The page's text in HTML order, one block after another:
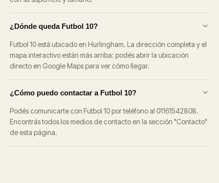
¿Dónde queda Futbol 10?
Futbol 10 está ubicado en Hurlingham. La dirección completa y el
mapa interactivo están más arriba: podés abrir la ubicación
directo en Google Maps para ver cómo llegar.
¿Cómo puedo contactar a Futbol 10?
Podés comunicarte con Futbol 10 por teléfono al 01161542808.
Encontrás todos los medios de contacto en la sección "Contacto"
de esta página.